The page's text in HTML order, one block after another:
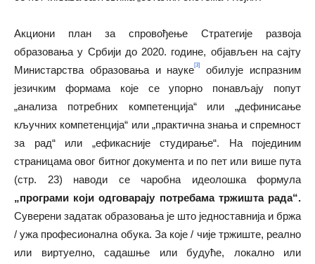
Акциони план за спровођење Стратегије развоја
образовања у Србији до 2020. године, објављен на сајту
Министарства образовања и науке[3]
обилује испразним
језичким формама које се упорно понављају попут
„анализа потребних компетенција“ или „дефинисање
кључних компетенција“ или „практична знања и спремност
за рад“ или „ефикасније студирање“. На појединим
страницама овог битног документа и по пет или више пута
(стр. 23) наводи се чаробна идеолошка формула
„програми који одговарају потребама тржишта рада“.
Суверени задатак образовања је што једноставнија и бржа
/ ужа професионална обука. За које / чије тржиште, реално
или виртуелно, садашње или будуће, локално или